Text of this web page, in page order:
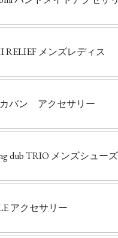
RELIEF メンズレディス
バン アクセサリー
dub TRIO メンズシューズ
アクセサリー